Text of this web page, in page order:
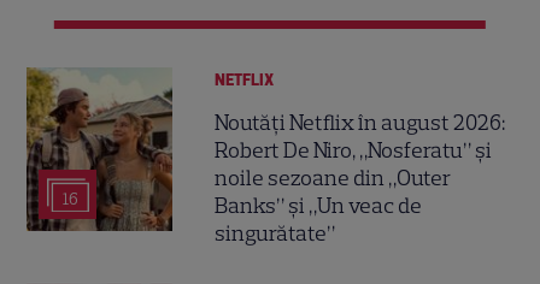
16
NETFLIX
Noutăți Netflix în august 2026:
Robert De Niro, „Nosferatu” și
noile sezoane din „Outer
Banks” și „Un veac de
singurătate”